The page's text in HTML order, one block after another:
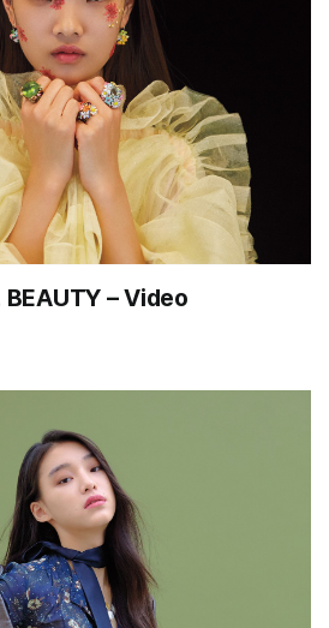
BEAUTY – Video